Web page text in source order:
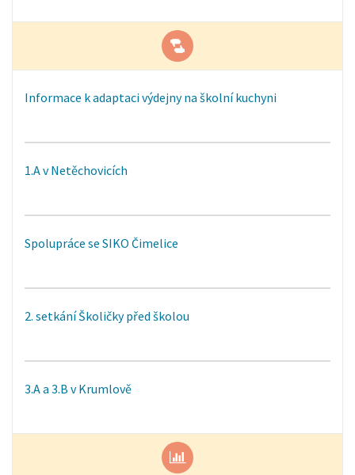
Informace k adaptaci výdejny na školní kuchyni
1.A v Netěchovicích
Spolupráce se SIKO Čimelice
2. setkání Školičky před školou
3.A a 3.B v Krumlově